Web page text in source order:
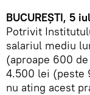
BUCUREȘTI, 5
Potrivit
salariul mediu
(aproape 600
4.500 lei (peste
nu ating acest